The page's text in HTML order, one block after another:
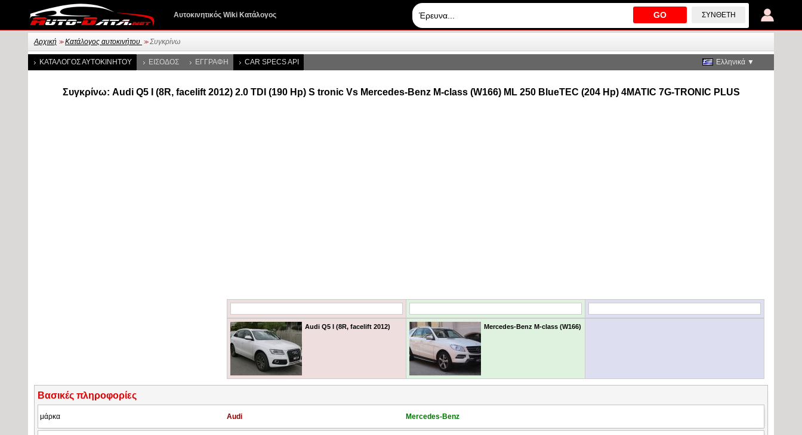
GO ΣΎΝΘΕΤΗ
Αυτοκινητικός Wiki Κατάλογος
Αρχική >> Κατάλογος αυτοκινήτου >> Συγκρίνω
ΚΑΤΆΛΟΓΟΣ ΑΥΤΟΚΙΝΉΤΟΥ ΕΊΣΟΔΟΣ ΕΓΓΡΑΦΉ CAR SPECS API Ελληνικά ▼
Συγκρίνω: Audi Q5 I (8R, facelift 2012) 2.0 TDI (190 Hp) S tronic Vs Mercedes-Benz M-class (W166) ML 250 BlueTEC (204 Hp) 4MATIC 7G-TRONIC PLUS
Audi Q5 I (8R, facelift 2012) Mercedes-Benz M-class (W166)
Βασικές πληροφορίες
μάρκα Audi Mercedes-Benz